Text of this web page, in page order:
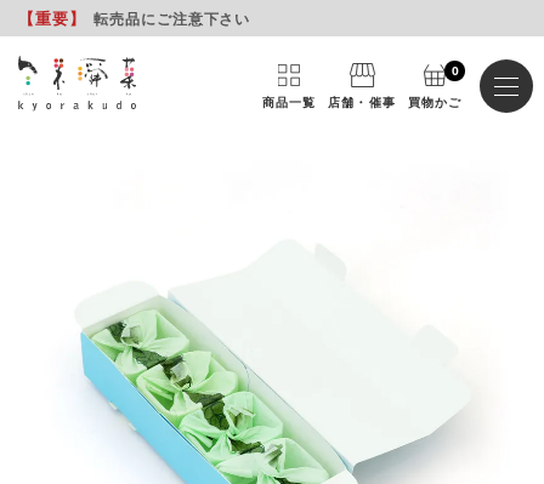
【重要】 転売品にご注意下さい
商品一覧 店舗・催事 買物かご
0